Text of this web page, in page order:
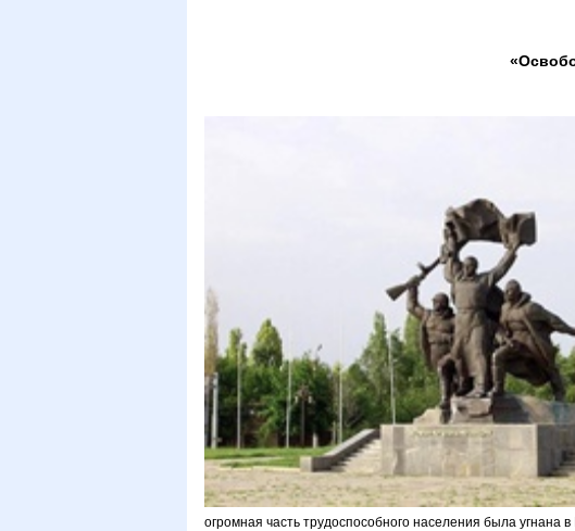
огромная часть трудоспособного населения была угнана